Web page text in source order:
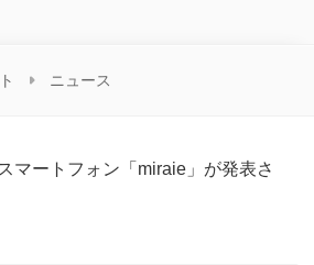
ニュース
マートフォン「miraie」が発表さ